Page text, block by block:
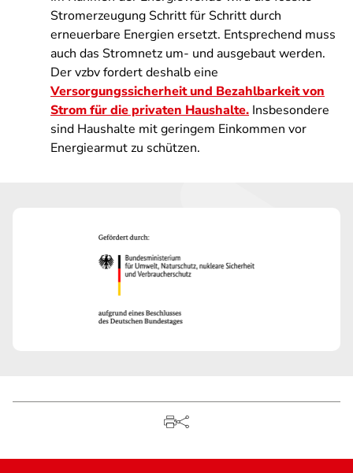
Stromerzeugung Schritt für Schritt durch
erneuerbare Energien ersetzt. Entsprechend muss
auch das Stromnetz um- und ausgebaut werden.
Der vzbv fordert deshalb eine
Versorgungssicherheit und Bezahlbarkeit von
Strom für die privaten Haushalte. Insbesondere
sind Haushalte mit geringem Einkommen vor
Energiearmut zu schützen.